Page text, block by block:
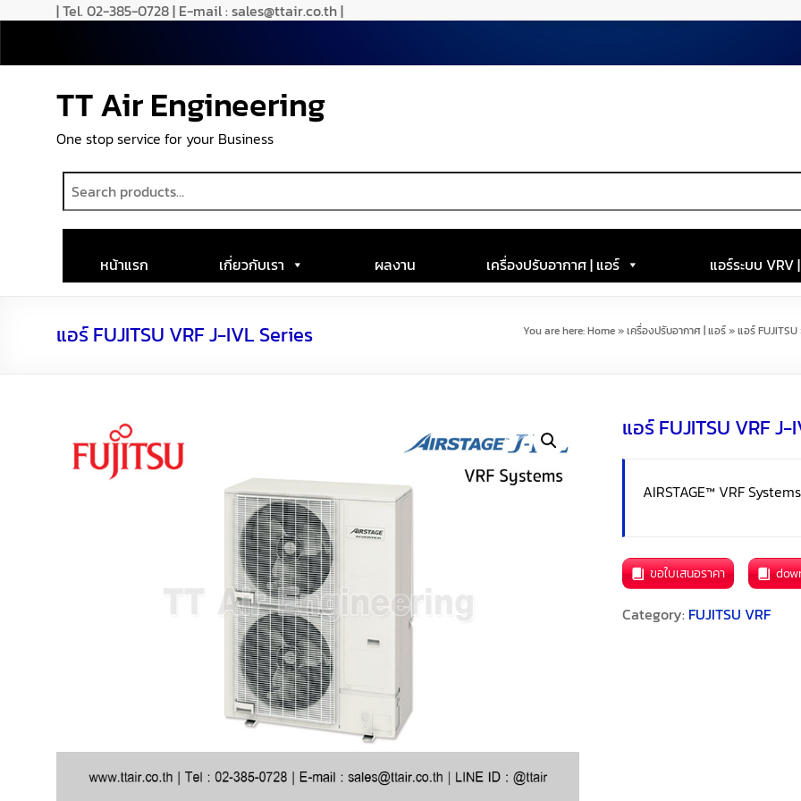
| Tel. 02-385-0728 | E-mail : sales@ttair.co.th |
TT Air Engineering
One stop service for your Business
หน้าแรก เกี่ยวกับเรา ผลงาน เครื่องปรับอากาศ | แอร์ แอร์ระบบ VRV
แอร์ FUJITSU VRF J-IVL Series You are here:Home»เครื่องปรับอากาศ | แอร์»แอร์ FUJITSU
แอร์ FUJITSU VRF
AIRSTAGE™ VRF Systems
ขอใบเสนอราคา
Category: FUJITSU VRF